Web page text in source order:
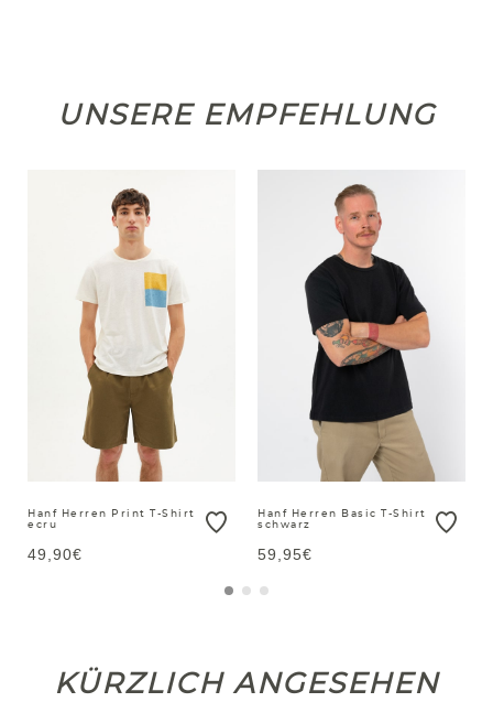
UNSERE EMPFEHLUNG
Hanf Herren Print T-Shirt
ecru
49,90€
Hanf Herren Basic T-Shirt
schwarz
59,95€
KÜRZLICH ANGESEHEN